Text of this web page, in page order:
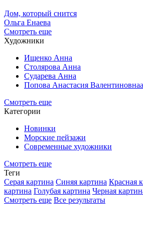
Дом, который снится
Ольга Енаева
Смотреть еще
Художники
Ищенко Анна
Столярова Анна
Сударева Анна
Попова Анастасия
Смотреть еще
Категории
Новинки
Морские пейзажи
Современные художники
Смотреть еще
Теги
Серая картина Синяя картина Красная
картина Голубая картина Черная
Смотреть еще Все результаты